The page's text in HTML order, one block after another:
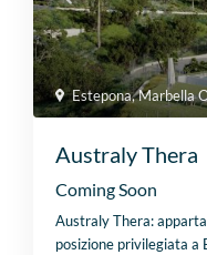
Estepona,Marbella
Australy Thera
Coming Soon
Australy Thera:
posizione privilegiata a